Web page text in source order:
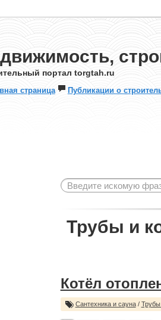
портал torgtah.ru
страница Публикации о
Трубы и
Котёл
Сантехника и сауна/ Трубы